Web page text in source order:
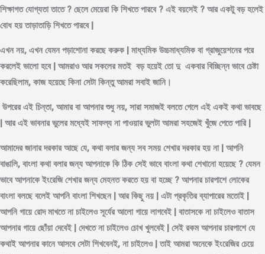
শিক্ষাগত যোগ্যতা তাতে ? ছেলে মেয়েরা কি শিখতে পারবে ? এই বয়সেই ? আর একটু বড় হলেই
বোধ হয় তাড়াতাড়ি শিখতে পারবে |
এখন নয়, এখন যেমন পড়াশোনা করছে করুক | মাধ্যমিক উচ্চমাধ্যমিক বা গ্রাজুয়েশনের পরে
করলেই ভালো হবে | আমরাও আর সকলের মতই বড় হয়েই তো দু একবার বিচ্ছিন্নভাবেচেষ্টা
করেছিলাম, কাজ হয়েছে কিনা সেটা কিন্তু আমরা সবাই জানি।
উপরের এই চিন্তা, আমার বা আপনার শুধু নয়, সারা সমাজই বলতে গেলে এই একই কথা ভাবছে
| আর এই ভাবনার ভুলের মধ্যেই সাফল্য না পাওয়ার ভুলটা আমরা সহজেই খুঁজে পেতে পারি |
আমাদের জানার দরকার আছে যে, কথা বলার জন্য সব সময় শেখার দরকার হয় না | আপনি
বাঙালি, বাংলা কথা বলার জন্য আপনাকে কি ঠিক সেই ভাবে বাংলা কথা শেখানো হয়েছে ? যেমন
ভাবে আপনাকে ইংরেজি শেখার জন্য মেহনত করতে হয় বা হচ্ছে ? আপনার চারপাশে লোকের
বাংলা বলছে বলেই আপনি বাংলা শিখছেন | আর কিছু নয় | এটা প্রকৃতির ব্যাপারের মতোই |
আপনি গায়ে রোদ মাখতে না চাইলেও সূর্যের আলো গায়ে লাগবেই | বাতাসকে না চাইলেও বাতাস
আপনার গায়ে ছোঁয়া দেবেই | দেখতে না চাইলেও চোখ খুলবেই | সেই রকম আপনার চারপাশে যে
কথাই আপনার কানে আসবে সেটা শিখবেনই, না চাইলেও | তাই আমরা অনেকে ইংরেজির চেয়ে